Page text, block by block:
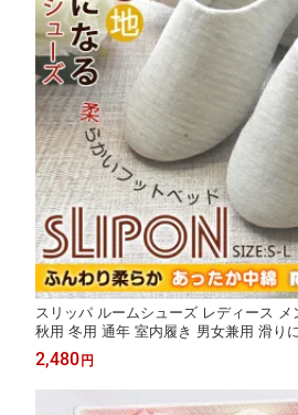
スリッパ ルームシューズ レディース
秋用 冬用 通年 室内履き 男女兼用 滑り
る 軽量 来客用 室内 部屋履き あったか
2,480円